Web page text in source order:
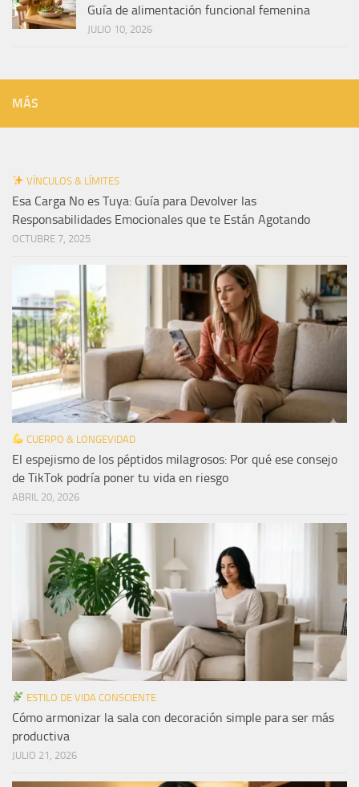
Guía de alimentación funcional femenina
JULIO 10, 2026
MÁS
VÍNCULOS & LÍMITES
Esa Carga No es Tuya: Guía para Devolver las
Responsabilidades Emocionales que te Están Agotando
OCTUBRE 7, 2025
CUERPO & LONGEVIDAD
El espejismo de los péptidos milagrosos: Por qué ese consejo
de TikTok podría poner tu vida en riesgo
ABRIL 20, 2026
ESTILO DE VIDA CONSCIENTE
Cómo armonizar la sala con decoración simple para ser más
productiva
JULIO 21, 2026